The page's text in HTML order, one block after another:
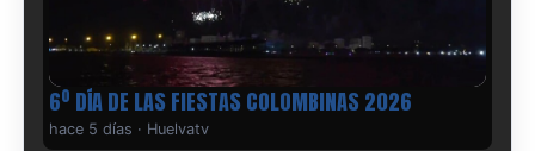
6º DÍA DE LAS FIESTAS COLOMBINAS 2026
hace 5 días · Huelvatv